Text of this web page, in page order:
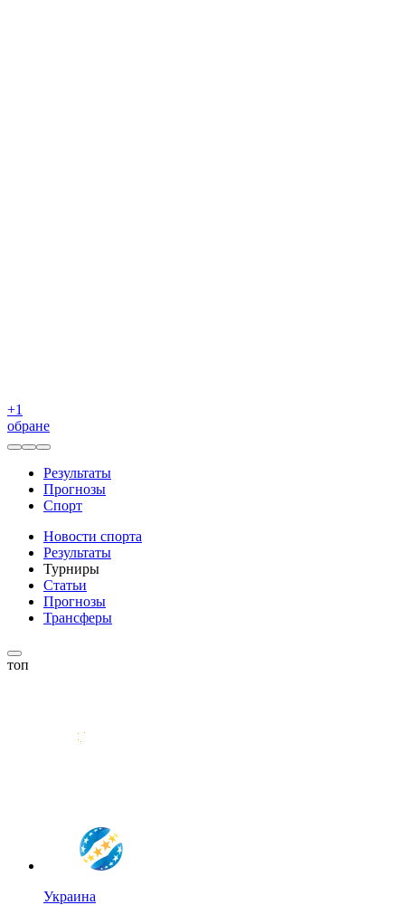
+1
обране
Результаты
Прогнозы
Спорт
Новости спорта
Результаты
Турниры
Статьи
Прогнозы
Трансферы
топ
Украина